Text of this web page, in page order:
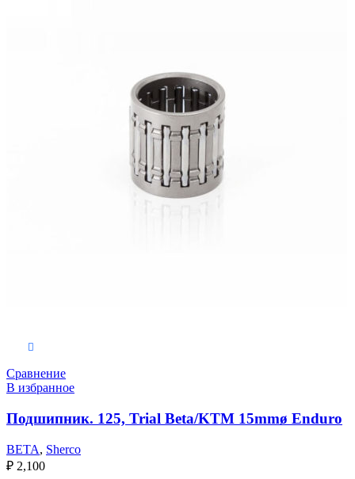
Сравнение
В избранное
Подшипник. 125, Trial Beta/KTM 15mmø Enduro
BETA, Sherco
₽ 2,100